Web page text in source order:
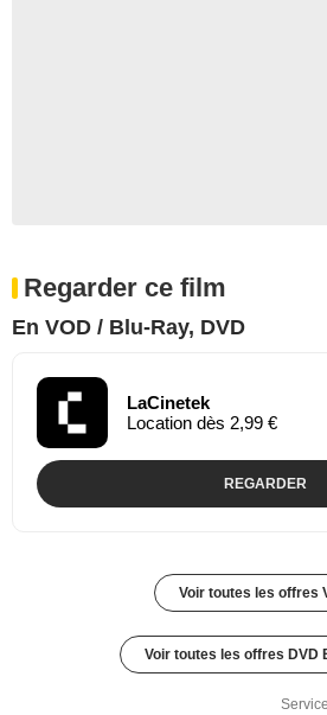
Regarder ce film
En VOD / Blu-Ray, DVD
LaCinetek
Location dès 2,99 €
REGARDER
Voir toutes les offres
Voir toutes les offres DVD